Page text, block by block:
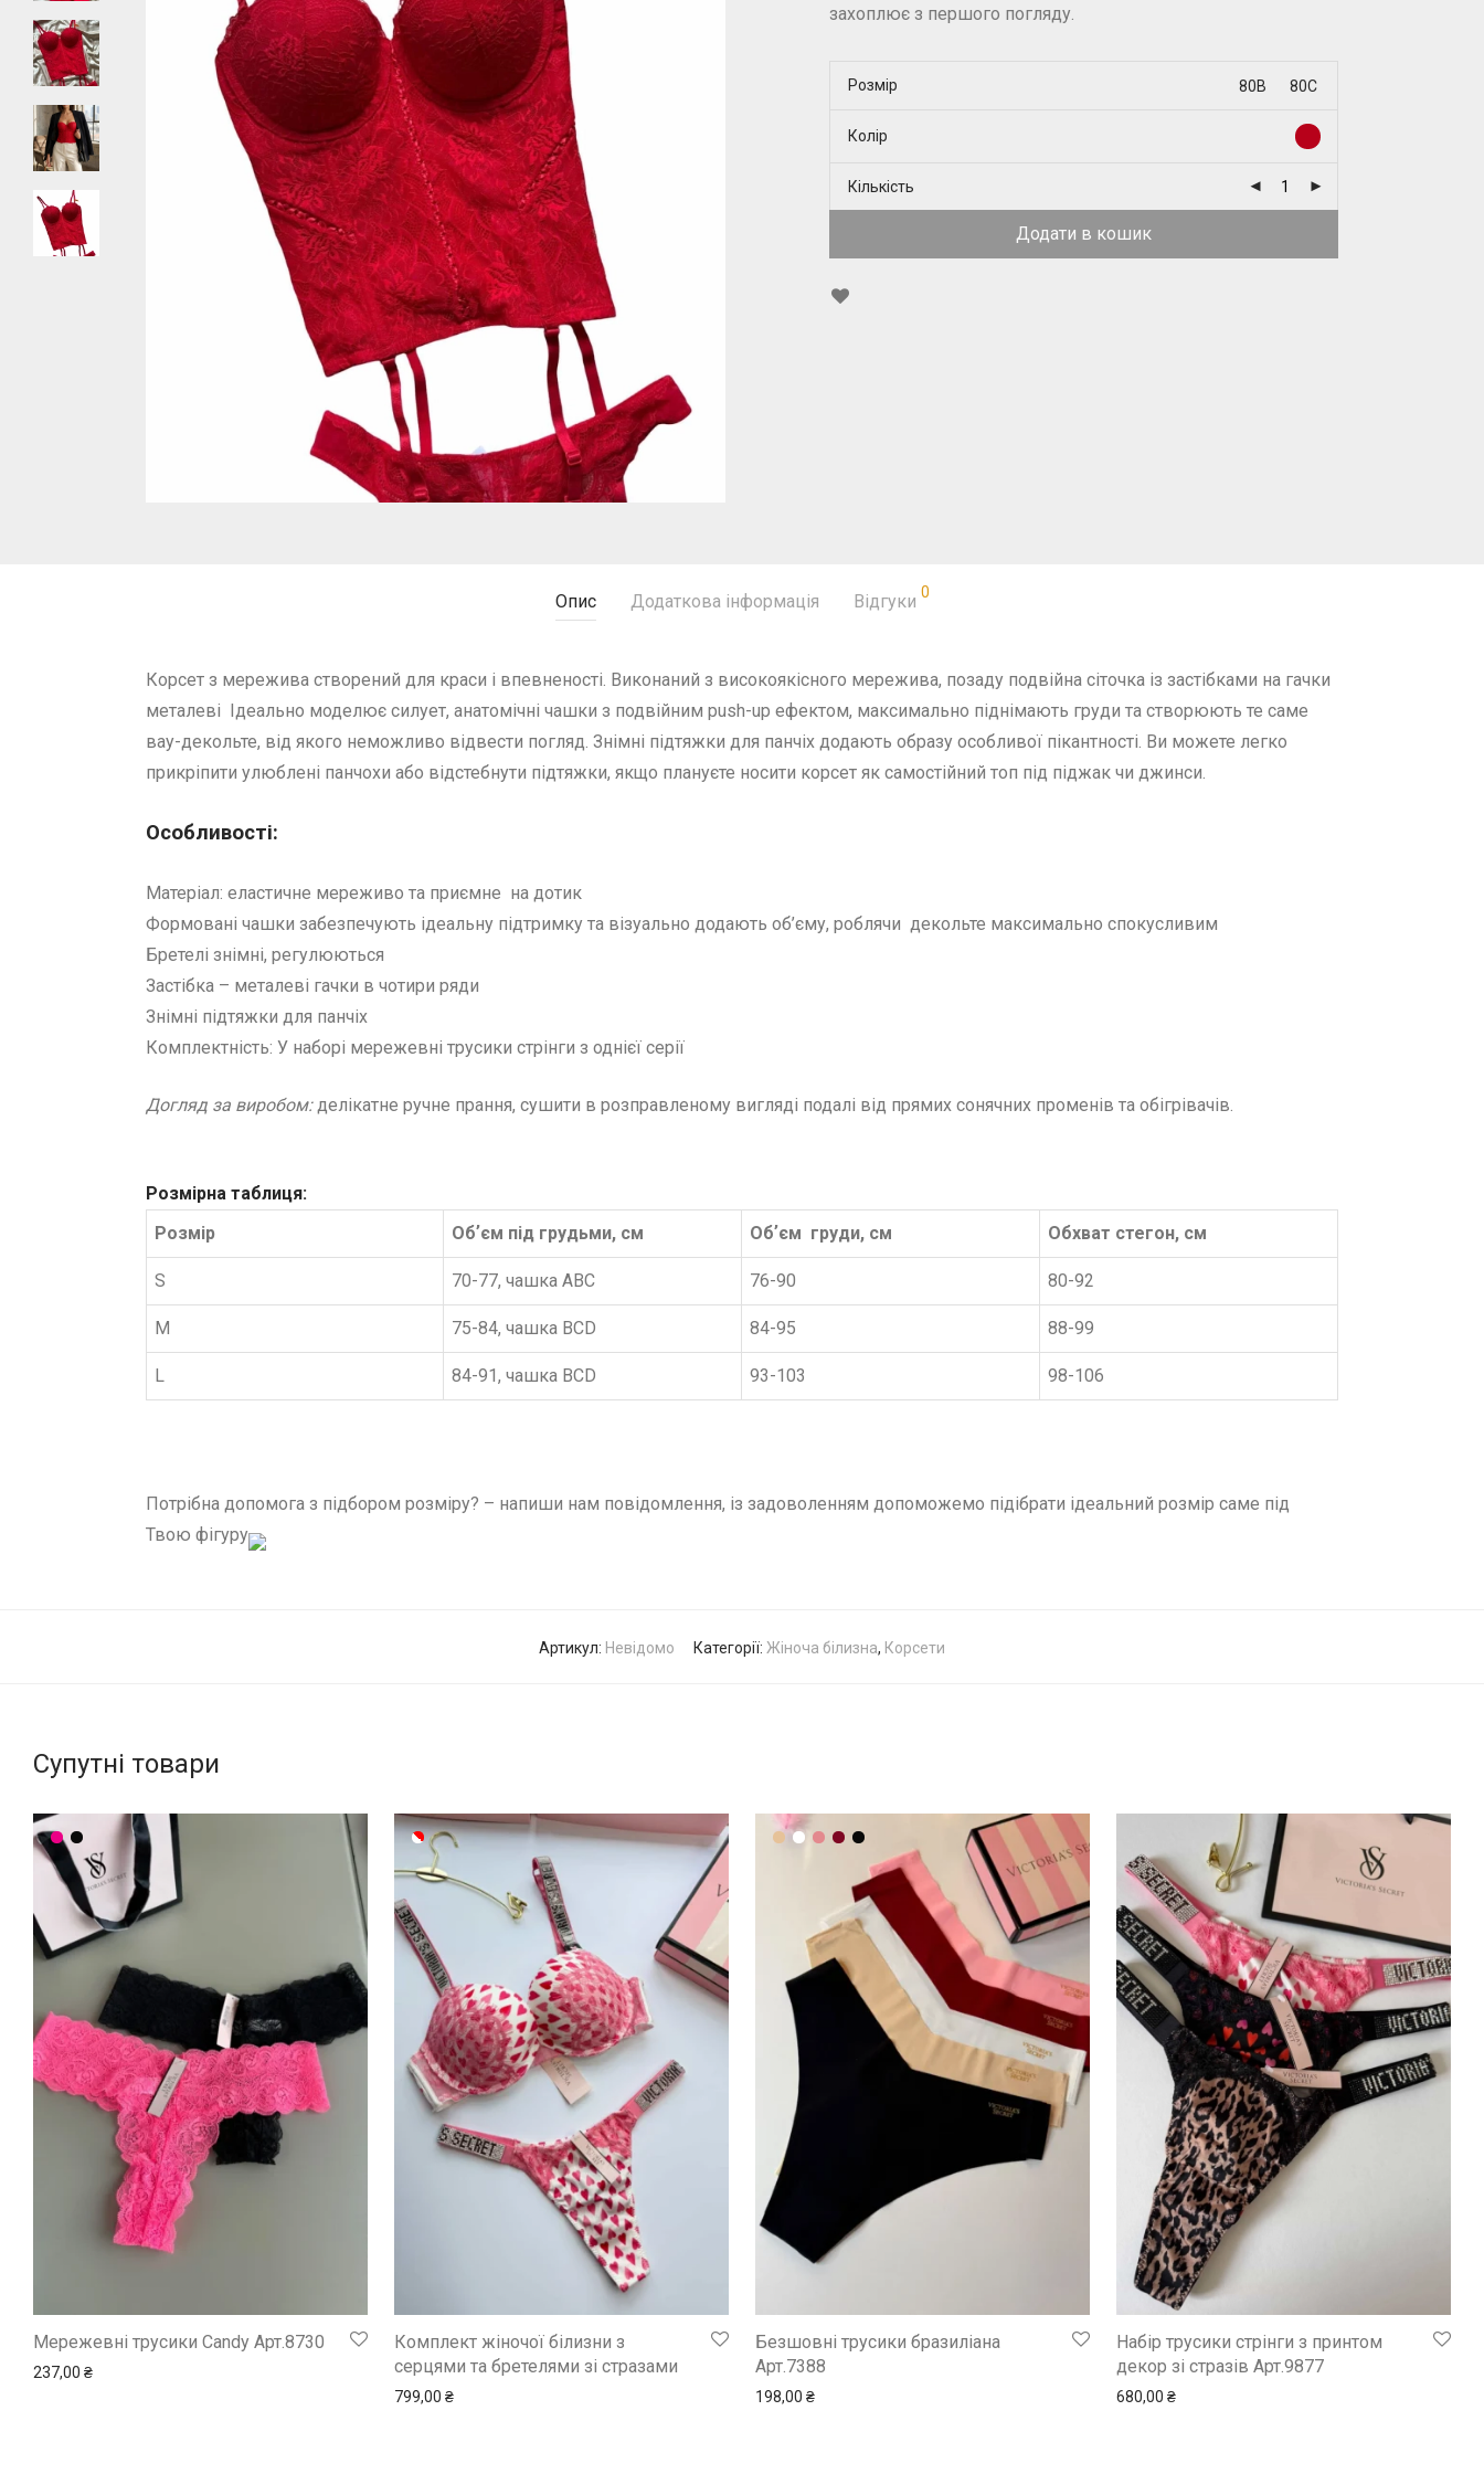
захоплює з першого погляду.
Розмір 80В 80С
Колір
Кількість
Додати в кошик
Опис Додаткова інформація Відгуки 0
Корсет з мережива створений для краси і впевненості. Виконаний з високоякісного мережива, позаду подвійна сіточка із застібками на гачки
металеві Iдеально моделює силует, анатомічні чашки з подвійним push-up ефектом, максимально піднімають груди та створюють те саме
вау-декольте, від якого неможливо відвести погляд. Знімні підтяжки для панчіх додають образу особливої пікантності. Ви можете легко
прикріпити улюблені панчохи або відстебнути підтяжки, якщо плануєте носити корсет як самостійний топ під піджак чи джинси.
Особливості:
Матеріал: еластичне мереживо та приємне на дотик
Формовані чашки забезпечують ідеальну підтримку та візуально додають об’єму, роблячи декольте максимально спокусливим
Бретелі знімні, регулюються
Застібка – металеві гачки в чотири ряди
Знімні підтяжки для панчіх
Комплектність: У наборі мережевні трусики стрінги з однієї серії
Догляд за виробом:делікатне ручне прання, сушити в розправленому вигляді подалі від прямих сонячних променів та обігрівачів.
Розмірна таблиця:
Розмір
Обʼєм під грудьми, см Обʼєм груди, см Обхват стегон, см
S 70-77, чашка АВС 76-90 80-92
M 75-84, чашка ВСD 84-95 88-99
L 84-91, чашка ВСD 93-103 98-106
Потрібна допомога з підбором розміру? – напиши нам повідомлення, із задоволенням допоможемо підібрати ідеальний розмір саме під
Твою фігуру
Артикул: Невідомо Категорії: Жіноча білизна, Корсети
Супутні товари
Мережевні трусики Candy Арт.8730
237,00 ₴
Комплект жіночої білизни з
серцями та бретелями зі стразами
799,00 ₴
Безшовні трусики бразиліана
Арт.7388
198,00 ₴
Набір трусики стрінги з принтом
декор зі стразів Арт.9877
680,00 ₴